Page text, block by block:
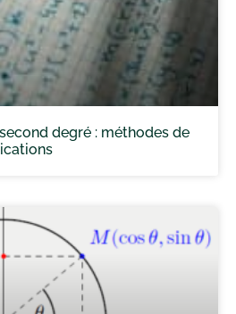
degré : méthodes de